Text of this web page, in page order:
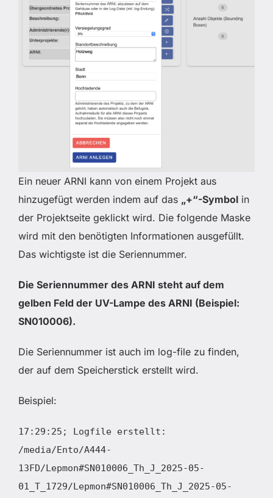
Ein neuer ARNI kann von einem Projekt aus
hinzugefügt werden indem auf das „+“-Symbol in
der Projektseite geklickt wird. Die folgende Maske
wird mit den benötigten Informationen ausgefüllt.
Das wichtigste ist die Seriennummer.
Die Seriennummer des ARNI steht auf dem
gelben Feld der UV-Lampe des ARNI (Beispiel:
SN010006).
Die Seriennummer ist auch im log-file zu finden,
der auf dem Speicherstick erstellt wird.
Beispiel:
17:29:25; Logfile erstellt:
/media/Ento/A444-
13FD/Lepmon#SN010006_Th_J_2025-05-
01_T_1729/Lepmon#SN010006_Th_J_2025-05-